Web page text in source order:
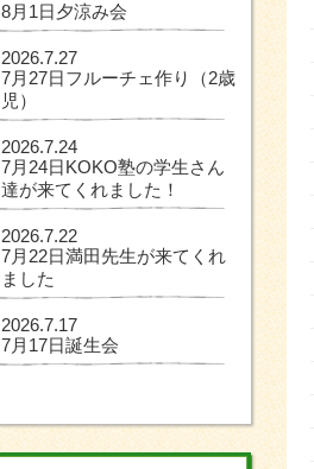
8月1日夕涼み会
2026.7.27
7月27日フルーチェ作り（2歳
児）
2026.7.24
7月24日KOKO塾の学生さん
達が来てくれました！
2026.7.22
7月22日満田先生が来てくれ
ました
2026.7.17
7月17日誕生会